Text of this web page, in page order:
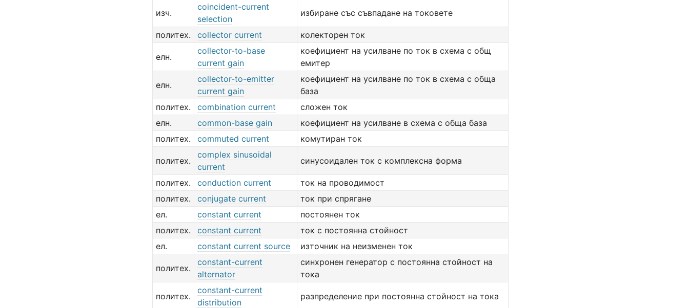
изч.
coincident-current
selection
избиране със съвпадане на токовете
политех. collector current колекторен ток
елн.
collector-to-base
current gain
коефициент на усилване по ток в схема с общ
емитер
елн.
collector-to-emitter
current gain
коефициент на усилване по ток в схема с обща
база
политех.
combination current
сложен ток
елн.
common-base gain
коефициент на усилване в схема с обща база
политех.
commuted current комутиран ток
политех.
complex sinusoidal
current
синусоидален ток с комплексна форма
политех. conduction current
ток на проводимост
политех.
conjugate current
ток при спрягане
ел.
constant current
постоянен ток
политех.
constant current
ток с постоянна стойност
ел.
constant current source източник на неизменен ток
политех.
constant-current
alternator
синхронен генератор с постоянна стойност на
тока
политех.
constant-current
distribution
разпределение при постоянна стойност на тока